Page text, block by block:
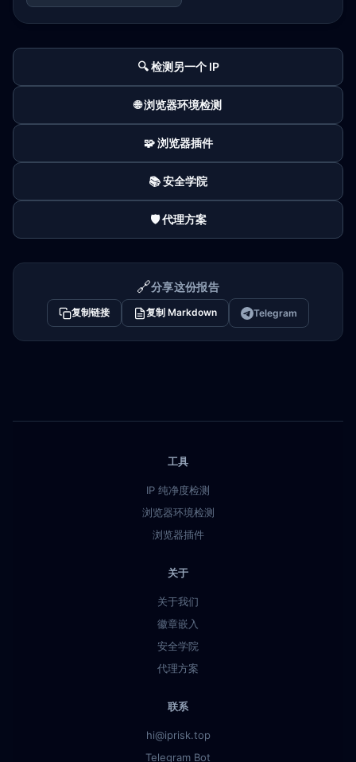
🔍 检测另一个 IP
🌐 浏览器环境检测
🧩 浏览器插件
📚 安全学院
🛡️ 代理方案
🔗分享这份报告
复制链接 复制 Markdown Telegram
工具
IP 纯净度检测
浏览器环境检测
浏览器插件
关于
关于我们
徽章嵌入
安全学院
代理方案
联系
hi@iprisk.top
Telegram Bot